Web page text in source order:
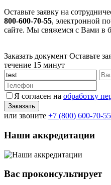
Оставьте заявку на
800-600-70-55, электронной
сайте. Мы свяжемся с Вами в
Заказать документ Оставьте
течение 15 минут
Я согласен на обработку
или звоните +7 (800) 600-70-55
Наши аккредитации
Вас проконсультирует